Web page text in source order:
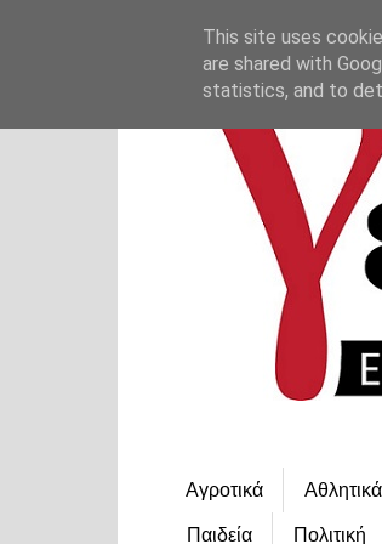
Αγροτικά Αθλητικά
Παιδεία Πολιτική
This site uses
are shared with
statistics, and to